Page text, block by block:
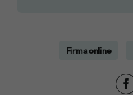
Firma online